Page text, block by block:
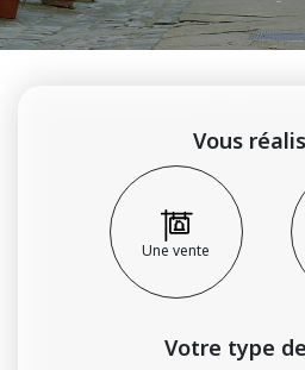
Vous
Une vente
Votre type